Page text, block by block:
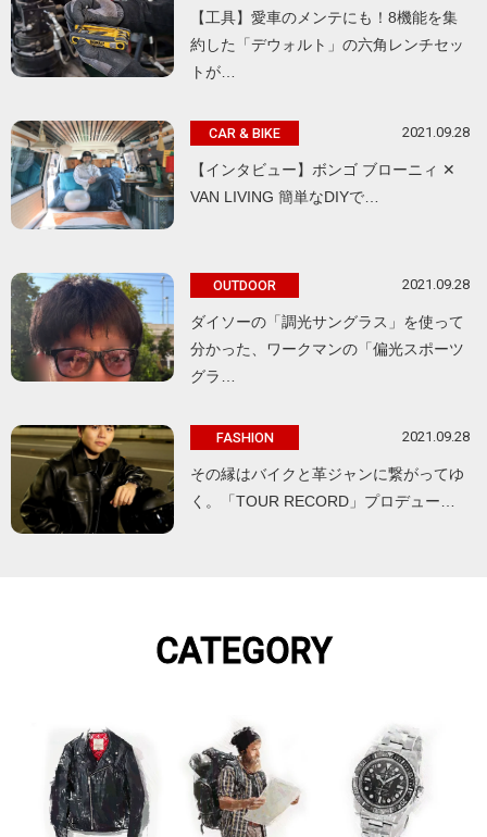
【工具】愛車のメンテにも！8機能を集
約した「デウォルト」の六角レンチセッ
トが…
CAR & BIKE 2021.09.28
【インタビュー】ボンゴ ブローニィ ✕
VAN LIVING 簡単なDIYで…
OUTDOOR 2021.09.28
ダイソーの「調光サングラス」を使って
分かった、ワークマンの「偏光スポーツ
グラ…
FASHION 2021.09.28
その縁はバイクと革ジャンに繋がってゆ
く。「TOUR RECORD」プロデュー…
CATEGORY